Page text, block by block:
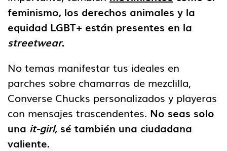
feminismo, los derechos animales y la
equidad LGBT+ están presentes en la
streetwear.
No temas manifestar tus ideales en
parches sobre chamarras de mezclilla,
Converse Chucks personalizados y playeras
con mensajes trascendentes. No seas solo
una it-girl, sé también una ciudadana
valiente.